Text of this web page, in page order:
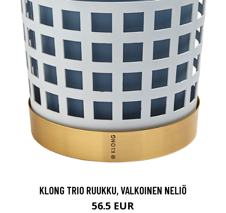
KLONG TRIO RUUKKU, VALKOINEN NELIÖ
56.5 EUR